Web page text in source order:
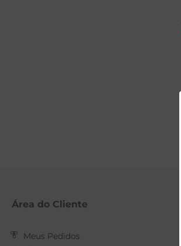
Área do Cliente
Meus Pedidos